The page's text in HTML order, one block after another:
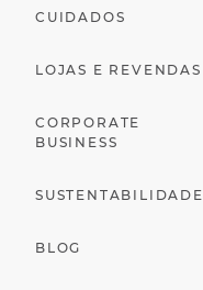
CUIDADOS
LOJAS E REVENDAS
CORPORATE
BUSINESS
SUSTENTABILIDADE
BLOG